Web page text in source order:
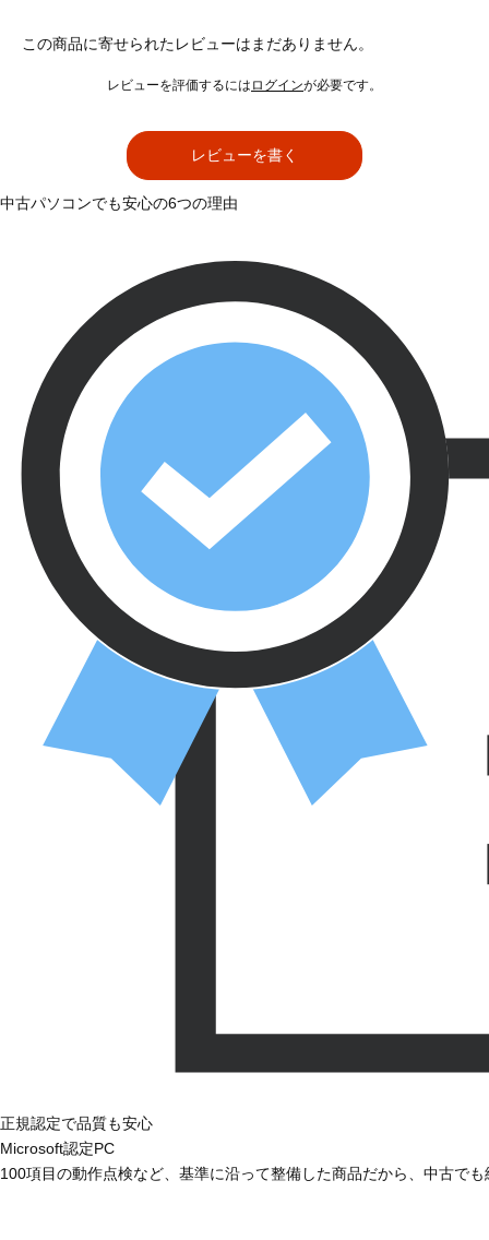
この商品に寄せられたレビューはまだありません。
レビューを評価するには ログインが必要です。
レビューを書く
中古パソコンでも安心の6つの理由
正規認定で品質も安心
Microsoft認定PC
100項目の動作点検など、基準に沿って整備した商品だから、中古で